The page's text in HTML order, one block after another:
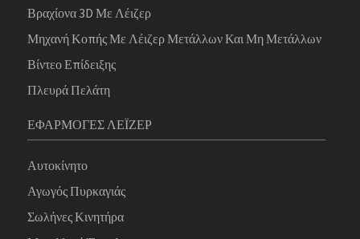
Βραχίονα 3D Με Λέιζερ
Μηχανή Κοπής Με Λέιζερ Μετάλλων Και Μη Μετάλλων
Βίντεο Επίδειξης
Πλευρά Πελάτη
ΕΦΑΡΜΟΓΈΣ ΛΈΙΖΕΡ
Αυτοκίνητο
Αγωγός Πυρκαγιάς
Σωλήνες Κινητήρα